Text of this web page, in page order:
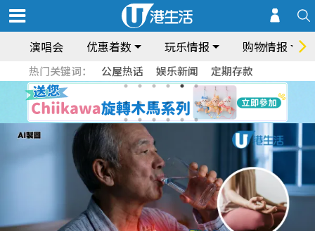
演唱会 优惠着数 玩乐情报 购物情报
热门关键词： 公屋热话 娱乐新闻 定期存款